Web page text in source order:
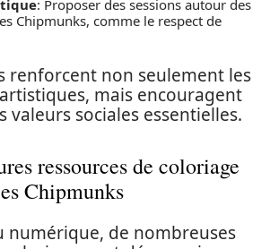
: Proposer des sessions autour des
Chipmunks, comme le respect de
renforcent non seulement les
mais encouragent
valeurs sociales essentielles.
ressources de coloriage
Chipmunks
numérique, de nombreuses